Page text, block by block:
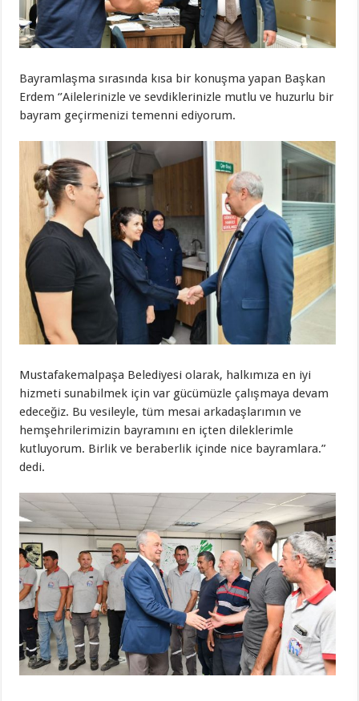
Bayramlaşma sırasında kısa bir konuşma yapan Başkan
Erdem ‘’Ailelerinizle ve sevdiklerinizle mutlu ve huzurlu bir
bayram geçirmenizi temenni ediyorum.
Mustafakemalpaşa Belediyesi olarak, halkımıza en iyi
hizmeti sunabilmek için var gücümüzle çalışmaya devam
edeceğiz. Bu vesileyle, tüm mesai arkadaşlarımın ve
hemşehrilerimizin bayramını en içten dileklerimle
kutluyorum. Birlik ve beraberlik içinde nice bayramlara.”
dedi.